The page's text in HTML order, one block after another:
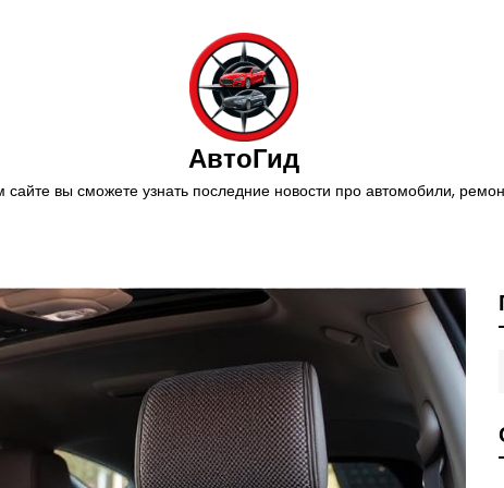
АвтоГид
вы сможете узнать последние новости про автомобили,